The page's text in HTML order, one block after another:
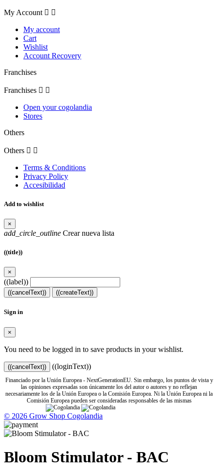
My Account  
My account
Cart
Wishlist
Account Recovery
Franchises
Franchises  
Open your cogolandia
Stores
Others
Others  
Terms & Conditions
Privacy Policy
Accesibilidad
Add to wishlist
×
add_circle_outline Crear nueva lista
((title))
×
((label))
((cancelText)) ((createText))
Sign in
×
You need to be logged in to save products in your wishlist.
((cancelText)) ((loginText))
Financiado por la Unión Europea - NextGenerationEU. Sin embargo, los puntos de vista y
las opiniones expresadas son únicamente los del autor o autores y no reflejan
necesariamente los de la Unión Europea o la Comisión Europea. Ni la Unión Europea ni la
Comisión Europea pueden ser consideradas responsables de las mismas
© 2026 Grow Shop Cogolandia
Bloom Stimulator - BAC